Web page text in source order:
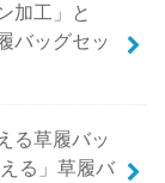
加工」と
バッグセッ
る草履バッ
る」草履バ